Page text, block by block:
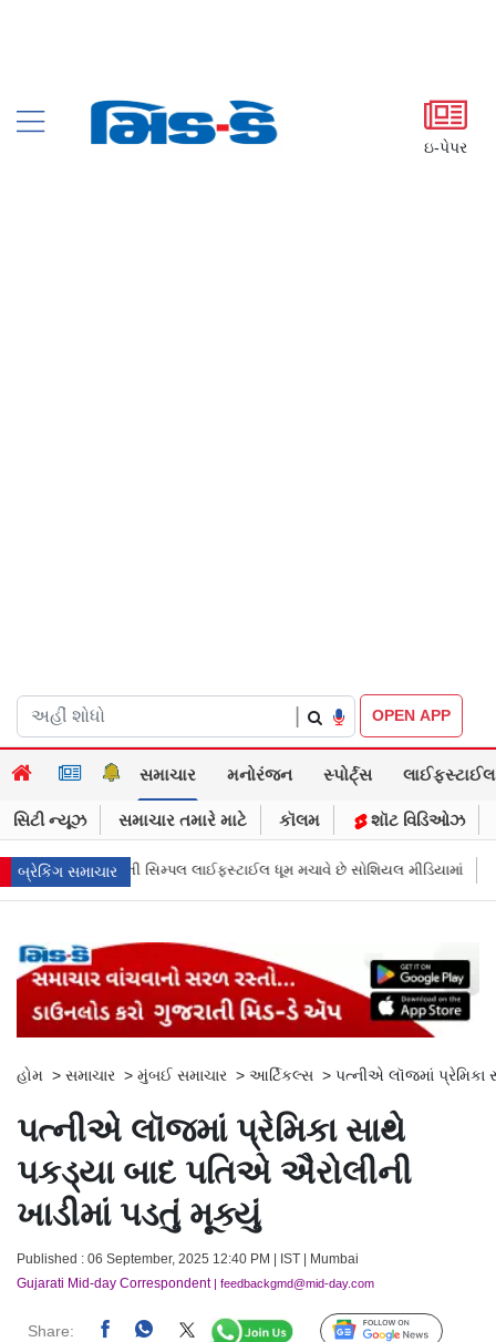
ઇ-પેપર
OPEN APP
સમાચાર મનોરંજન સ્પોર્ટ્સ લાઈફસ્ટાઈલ
સિટી ન્યૂઝ સમાચાર તમારે માટે કૉલમ શૉટ વિડિઓઝ
બ્રેકિંગ સમાચાર
છે સોશિયલ મીડિયામાં માર્ક ઝુકરબર્ગે માની Metaની ભૂલ, ચાઈલ્ડ
હોમ > સમાચાર > મુંબઈ સમાચાર > આર્ટિકલ્સ > પત્નીએ લૉજમાં પ્રેમિકા
પત્નીએ લૉજમાં પ્રેમિકા સાથે
પકડ્યા બાદ પતિએ ઐરોલીની
ખાડીમાં પડતું મૂક્યું
Published : 06 September, 2025 12:40 PM | IST | Mumbai
Gujarati Mid-day Correspondent| feedbackgmd@mid-day.com
Share: Follow Us